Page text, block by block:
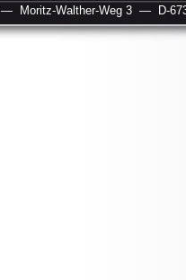
— Moritz-Walther-Weg 3 — D-